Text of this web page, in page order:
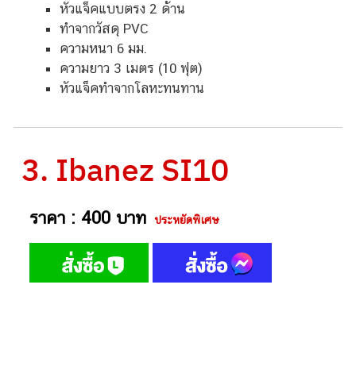
หัวแจ็คแบบตรง 2 ด้าน
ทำจากวัสดุ PVC
ความหนา 6 มม.
ความยาว 3 เมตร (10 ฟุต)
หัวแจ็คทำจากโลหะทนทาน
3. Ibanez SI10
ราคา : 400 บาท ประหยัดพิเศษ